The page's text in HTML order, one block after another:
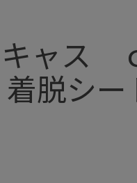
ャス
シー